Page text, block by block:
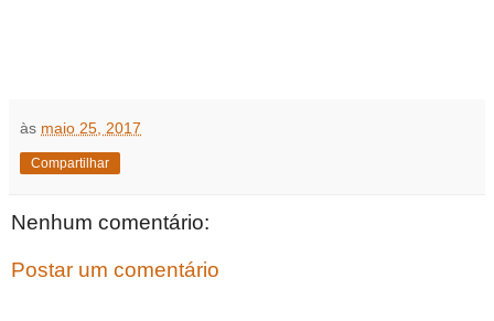
às maio 25, 2017
Compartilhar
Nenhum comentário:
Postar um comentário